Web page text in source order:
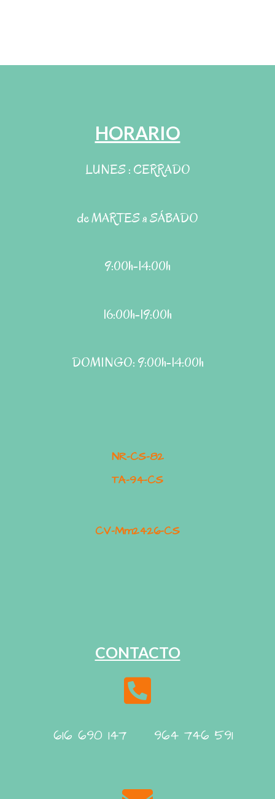
HORARIO
LUNES : CERRADO
de MARTES a SÁBADO
9:00h-14:00h
16:00h-19:00h
DOMINGO: 9:00h-14:00h
NR-CS-82
TA-94-CS
CV-Mm2426-CS
CONTACTO
616 690 147 964 746 591